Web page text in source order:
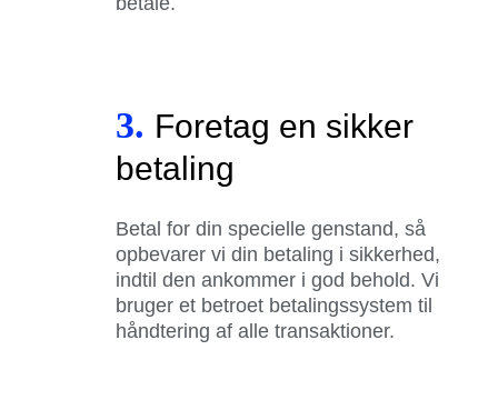
3. Foretag en sikker
betaling
Betal for din specielle genstand, så
opbevarer vi din betaling i sikkerhed,
indtil den ankommer i god behold. Vi
bruger et betroet betalingssystem til
håndtering af alle transaktioner.